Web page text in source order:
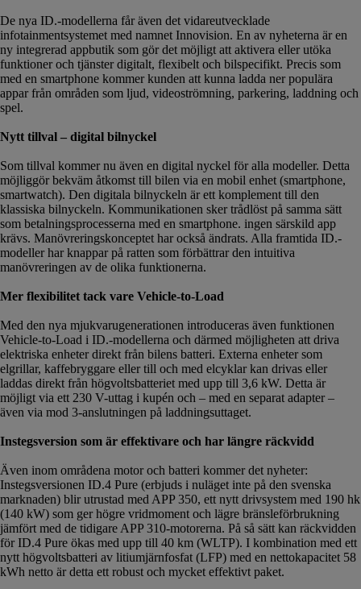
De nya ID.-modellerna får även det vidareutvecklade
infotainmentsystemet med namnet Innovision. En av nyheterna är en
ny integrerad appbutik som gör det möjligt att aktivera eller utöka
funktioner och tjänster digitalt, flexibelt och bilspecifikt. Precis som
med en smartphone kommer kunden att kunna ladda ner populära
appar från områden som ljud, videoströmning, parkering, laddning och
spel.
Nytt tillval – digital bilnyckel
Som tillval kommer nu även en digital nyckel för alla modeller. Detta
möjliggör bekväm åtkomst till bilen via en mobil enhet (smartphone,
smartwatch). Den digitala bilnyckeln är ett komplement till den
klassiska bilnyckeln. Kommunikationen sker trådlöst på samma sätt
som betalningsprocesserna med en smartphone. ingen särskild app
krävs. Manövreringskonceptet har också ändrats. Alla framtida ID.-
modeller har knappar på ratten som förbättrar den intuitiva
manövreringen av de olika funktionerna.
Mer flexibilitet tack vare Vehicle-to-Load
Med den nya mjukvarugenerationen introduceras även funktionen
Vehicle-to-Load i ID.-modellerna och därmed möjligheten att driva
elektriska enheter direkt från bilens batteri. Externa enheter som
elgrillar, kaffebryggare eller till och med elcyklar kan drivas eller
laddas direkt från högvoltsbatteriet med upp till 3,6 kW. Detta är
möjligt via ett 230 V-uttag i kupén och – med en separat adapter –
även via mod 3-anslutningen på laddningsuttaget.
Instegsversion som är effektivare och har längre räckvidd
Även inom områdena motor och batteri kommer det nyheter:
Instegsversionen ID.4 Pure (erbjuds i nuläget inte på den svenska
marknaden) blir utrustad med APP 350, ett nytt drivsystem med 190 hk
(140 kW) som ger högre vridmoment och lägre bränsleförbrukning
jämfört med de tidigare APP 310-motorerna. På så sätt kan räckvidden
för ID.4 Pure ökas med upp till 40 km (WLTP). I kombination med ett
nytt högvoltsbatteri av litiumjärnfosfat (LFP) med en nettokapacitet 58
kWh netto är detta ett robust och mycket effektivt paket.